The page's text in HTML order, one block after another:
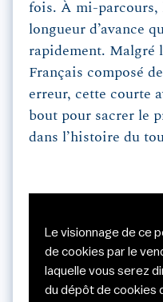
fois. À mi-parcours,
longueur d’avance
rapidement. Malgré
Français composé
erreur, cette courte
bout pour sacrer le
dans l’histoire du
Le visionnage de ce
de cookies par le
laquelle vous serez
du dépôt de cookies